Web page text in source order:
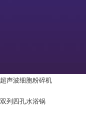
超声波细胞粉碎机
双列四孔水浴锅